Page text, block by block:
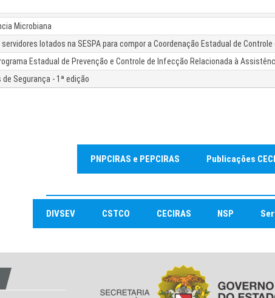
Microbiana
lotados na SESPA para compor a Coordenação Estadual de
Estadual de Prevenção e Controle de Infecção Relacionada à
Segurança - 1ª edição
PNPCIRAS e PEPCIRAS Publicações
DIVSEV CSTCO CECIRAS NSP